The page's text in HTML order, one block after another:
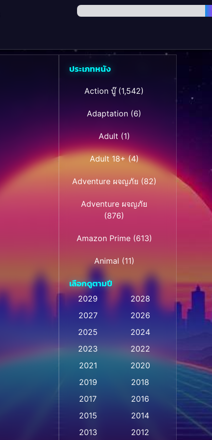
ประเภทหนัง
Action บู๊(1,542)
Adaptation (6)
Adult(1)
Adult 18+(4)
Adventure ผจญภัย (82)
Adventure ผจญภัย
(876)
Amazon Prime(613)
Animal (11)
Animation การ์ตูน (28)
Animation การ์ตูน
Animation อนิเมชั่น(1)
Animation แอนิเมชั่น(1)
Anthology (2)
เลือกดูตามปี
2029
2028
2027
2026
2025
2024
2023
2022
2021
2020
2019
2018
2017
2016
2015
2014
2013
2012